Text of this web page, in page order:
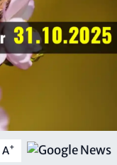
A+